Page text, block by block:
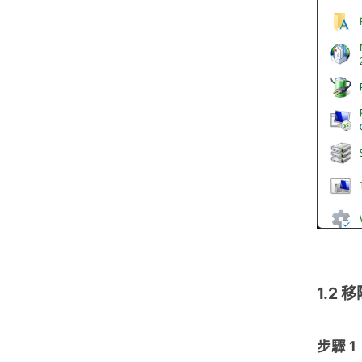
1.2 移
步驟 1